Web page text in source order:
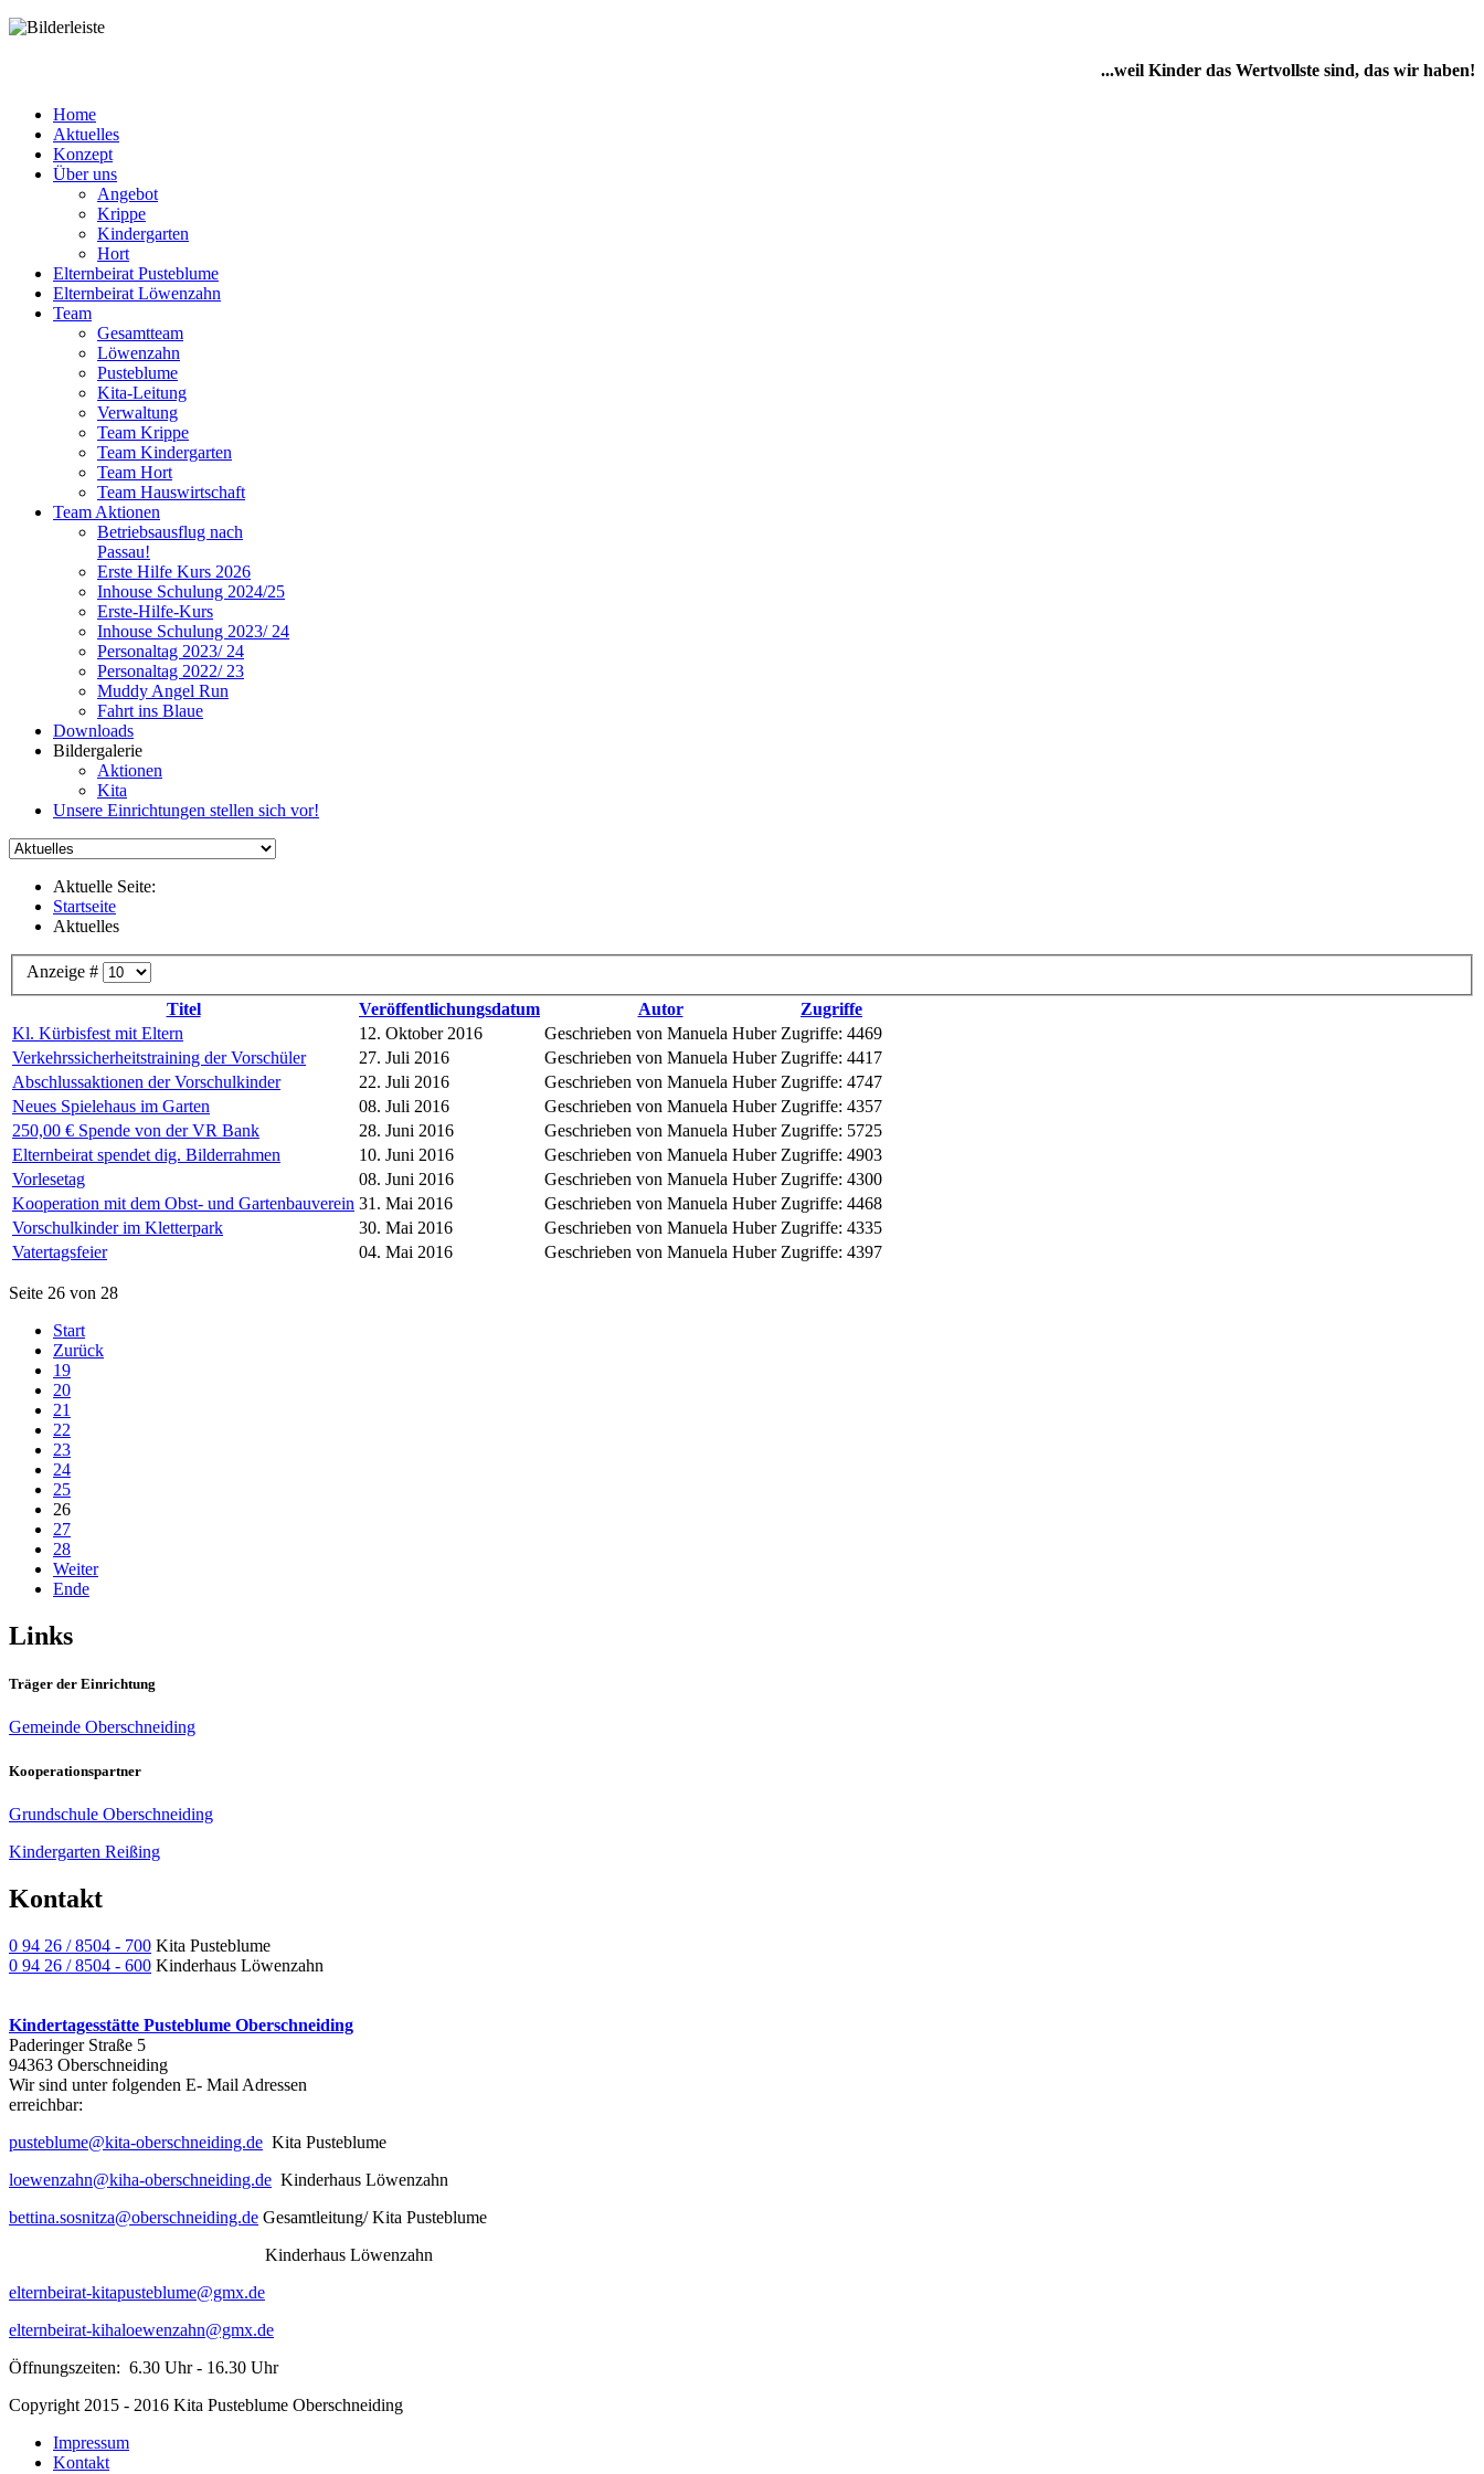
...weil Kinder das Wertvollste sind, das wir haben!
Home
Aktuelles
Konzept
Über uns
Angebot
Krippe
Kindergarten
Hort
Elternbeirat Pusteblume
Elternbeirat Löwenzahn
Team
Gesamtteam
Löwenzahn
Pusteblume
Kita-Leitung
Verwaltung
Team Krippe
Team Kindergarten
Team Hort
Team Hauswirtschaft
Team Aktionen
Betriebsausflug nach
Passau!
Erste Hilfe Kurs 2026
Inhouse Schulung 2024/25
Erste-Hilfe-Kurs
Inhouse Schulung 2023/ 24
Personaltag 2023/ 24
Personaltag 2022/ 23
Muddy Angel Run
Fahrt ins Blaue
Downloads
Bildergalerie
Aktionen
Kita
Unsere Einrichtungen stellen sich vor!
Aktuelle Seite:
Startseite
Aktuelles
Anzeige #
Titel
Veröffentlichungsdatum Autor
Zugriffe
Kl. Kürbisfest mit Eltern
12. Oktober 2016 Geschrieben von Manuela Huber Zugriffe: 4469
Verkehrssicherheitstraining der Vorschüler
27. Juli 2016 Geschrieben von Manuela Huber Zugriffe: 4417
Abschlussaktionen der Vorschulkinder
22. Juli 2016 Geschrieben von Manuela Huber Zugriffe: 4747
Neues Spielehaus im Garten
08. Juli 2016 Geschrieben von Manuela Huber Zugriffe: 4357
250,00 € Spende von der VR Bank
28. Juni 2016 Geschrieben von Manuela Huber Zugriffe: 5725
Elternbeirat spendet dig. Bilderrahmen
10. Juni 2016 Geschrieben von Manuela Huber Zugriffe: 4903
Vorlesetag
08. Juni 2016 Geschrieben von Manuela Huber Zugriffe: 4300
Kooperation mit dem Obst- und Gartenbauverein 31. Mai 2016 Geschrieben von Manuela Huber Zugriffe: 4468
Vorschulkinder im Kletterpark
30. Mai 2016 Geschrieben von Manuela Huber Zugriffe: 4335
Vatertagsfeier
04. Mai 2016 Geschrieben von Manuela Huber Zugriffe: 4397
Seite 26 von 28
Start
Zurück
19
20
21
22
23
24
25
26
27
28
Weiter
Ende
Links
Träger der Einrichtung
Gemeinde Oberschneiding
Kooperationspartner
Grundschule Oberschneiding
Kindergarten Reißing
Kontakt
0 94 26 / 8504 - 700 Kita Pusteblume
0 94 26 / 8504 - 600 Kinderhaus Löwenzahn
Kindertagesstätte Pusteblume Oberschneiding
Paderinger Straße 5
94363 Oberschneiding
Wir sind unter folgenden E- Mail Adressen
erreichbar:
pusteblume@kita-oberschneiding.de Kita Pusteblume
loewenzahn@kiha-oberschneiding.de Kinderhaus Löwenzahn
bettina.sosnitza@oberschneiding.de Gesamtleitung/ Kita Pusteblume
Kinderhaus Löwenzahn
elternbeirat-kitapusteblume@gmx.de
elternbeirat-kihaloewenzahn@gmx.de
Öffnungszeiten: 6.30 Uhr - 16.30 Uhr
Copyright 2015 - 2016 Kita Pusteblume Oberschneiding
Impressum
Kontakt